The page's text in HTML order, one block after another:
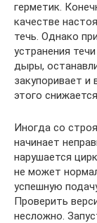
герметик.
качестве
течь. Однако
устранения
дыры,
закупоривает и
этого
Иногда со
начинает
нарушается
не может
успешную
Проверить
несложно.